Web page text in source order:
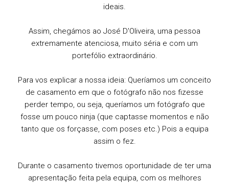
ideais.
Assim, chegámos ao José D'Oliveira, uma pessoa
extremamente atenciosa, muito séria e com um
portefólio extraordinário.
Para vos explicar a nossa ideia: Queríamos um conceito
de casamento em que o fotógrafo não nos fizesse
perder tempo, ou seja, queríamos um fotógrafo que
fosse um pouco ninja (que captasse momentos e não
tanto que os forçasse, com poses etc.) Pois a equipa
assim o fez.
Durante o casamento tivemos oportunidade de ter uma
apresentação feita pela equipa, com os melhores